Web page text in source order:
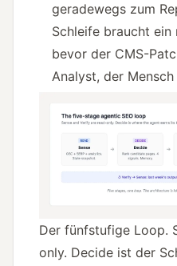
geradewegs zum
Schleife braucht ein
bevor der CMS-
Analyst, der
Der fünfstufige Loop.
only. Decide ist der